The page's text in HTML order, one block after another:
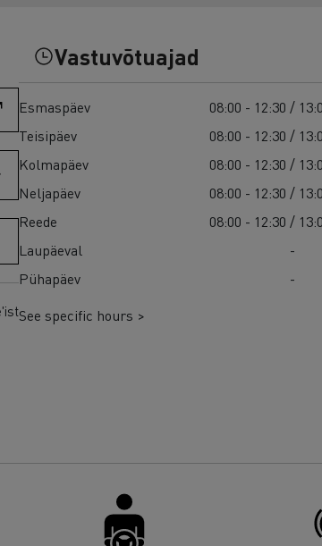
Vastuvõtuajad
Esmaspäev
08:00 - 12:30 /
Teisipäev
08:00 - 12:30 /
Kolmapäev
08:00 - 12:30 /
Neljapäev
08:00 - 12:30 /
Reede
08:00 - 12:30 /
Laupäeval
-
Pühapäev
-
See specific hours >